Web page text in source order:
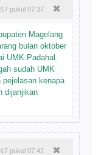
pukul 07.37
Magelang
bulan oktober
UMK.Padahal
sudah UMK
kenapa
dijanjikan
pukul 07.42